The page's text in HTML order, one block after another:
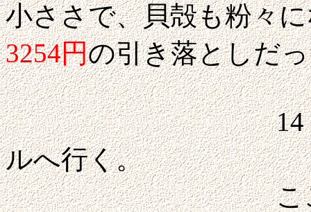
小ささで、貝殻も粉
3254円の引き落としだ
14：00に店を
ルへ行く。
ここの魚市場